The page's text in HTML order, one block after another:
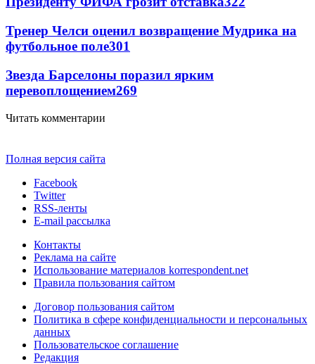
Тренер Челси оценил возвращение Мудрика на
футбольное поле301
Звезда Барселоны поразил ярким
перевоплощением269
Читать комментарии
Полная версия сайта
Facebook
Twitter
RSS-ленты
E-mail рассылка
Контакты
Реклама на сайте
Использование материалов korrespondent.net
Правила пользования сайтом
Договор пользования сайтом
Политика в сфере конфиденциальности и персональных
данных
Пользовательское соглашение
Редакция